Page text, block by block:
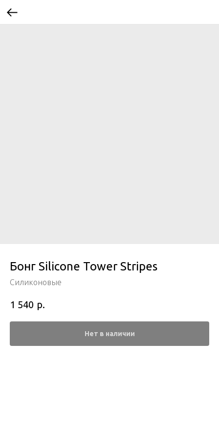
Бонг Silicone Tower Stripes
Силиконовые
1 540 р.
Нет в наличии